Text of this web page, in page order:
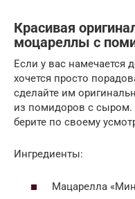
Красивая
моцареллы с
Если у вас намечается
хочется просто
сделайте им
из помидоров с сыром.
берите по своему
Ингредиенты:
Мацарелла